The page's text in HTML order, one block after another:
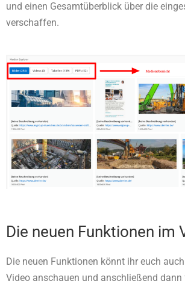
und einen Gesamtüberblick über die
verschaffen.
Die neuen Funktionen im
Die neuen Funktionen könnt ihr euch
Video anschauen und anschließend dann